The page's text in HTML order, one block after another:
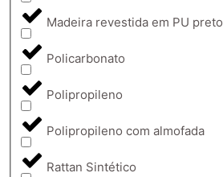
Madeira revestida em PU preto
Policarbonato
Polipropileno
Polipropileno com almofada
Rattan Sintético